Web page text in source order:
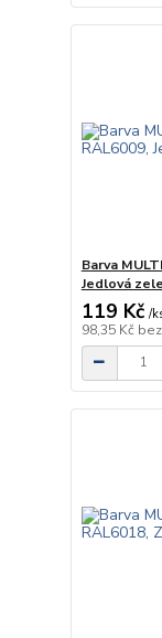
Barva
Jedlová
119 Kč /
98,35 Kč